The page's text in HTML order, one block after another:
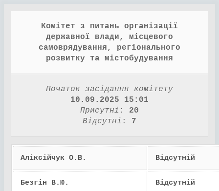
Комітет з питань організації
державної влади, місцевого
самоврядування, регіонального
розвитку та містобудування
Початок засідання комітету
10.09.2025 15:01
Присутні :
20
Відсутні : 7
Аліксійчук О.В. Відсутній
Безгін В.Ю. Відсутній